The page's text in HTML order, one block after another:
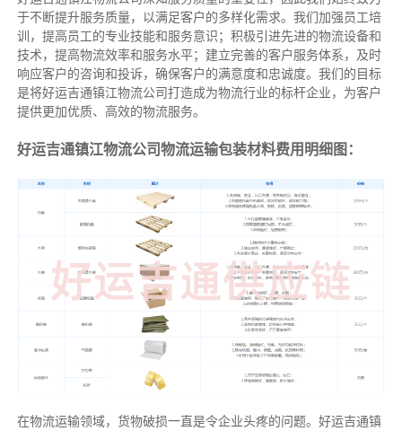
于不断提升服务质量，以满足客户的多样化需求。我们加强员工培
训，提高员工的专业技能和服务意识；积极引进先进的物流设备和
技术，提高物流效率和服务水平；建立完善的客户服务体系，及时
响应客户的咨询和投诉，确保客户的满意度和忠诚度。我们的目标
是将好运吉通镇江物流公司打造成为物流行业的标杆企业，为客户
提供更加优质、高效的物流服务。
好运吉通镇江物流公司物流运输包装材料费用明细图：
在物流运输领域，货物破损一直是令企业头疼的问题。好运吉通镇